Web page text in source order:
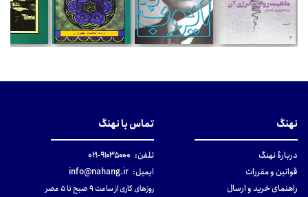
نهنگ
دربارهٔ نهنگ
قوانین و مقررات
راهنمای خرید و ارسال
تماس با نهنگ
تلفن: ۹۱۰۳۵۰۰۰-۰۲۱
ایمیل: info@nahang.ir
روزهای کاری از ساعت ۹ صبح تا ۵ عصر